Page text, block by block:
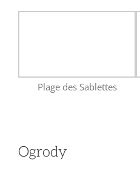
Plage des Sablettes
Ogrody